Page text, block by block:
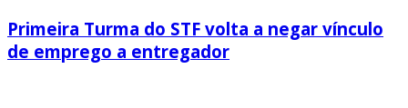
Primeira Turma do STF volta a negar vínculo
de emprego a entregador